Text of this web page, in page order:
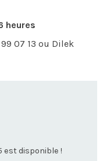
heures
07 13 ou Dilek
est disponible !